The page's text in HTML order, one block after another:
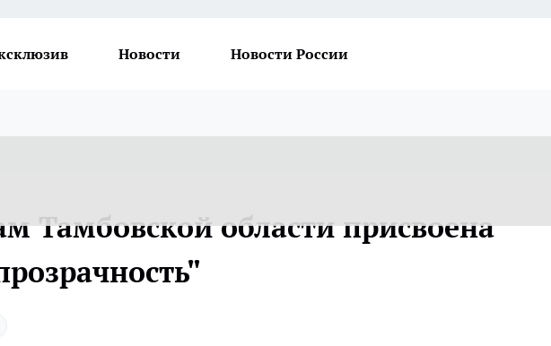
Новости Новости России
Тамбовской области присвоена